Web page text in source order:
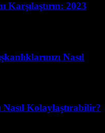
Karşılaştırın: 2023
Nasıl
Kolaylaştırabilir?